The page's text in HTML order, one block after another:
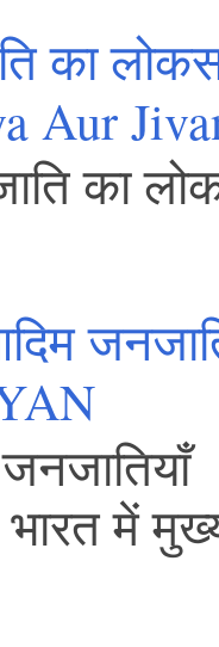
का
Aur
में